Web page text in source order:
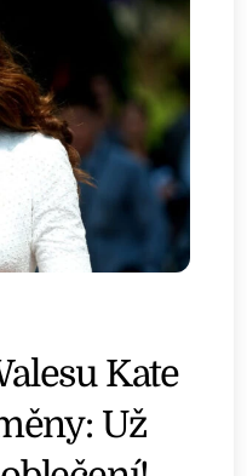
Kate
Už